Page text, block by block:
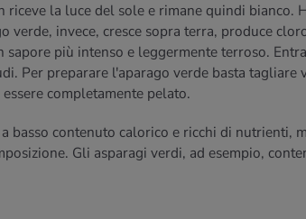
riceve la luce del sole e rimane quindi bianco.
verde, invece, cresce sopra terra, produce
più intenso e leggermente terroso.
Per preparare l'aparago verde basta tagliare
completamente pelato.
basso contenuto calorico e ricchi di nutrienti,
Gli asparagi verdi, ad esempio,